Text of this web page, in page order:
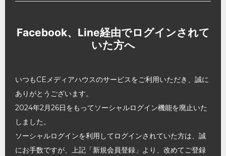
Facebook、Line経由でログインされて
いた方へ
いつもCEメディアハウスのサービスをご利用いただき、誠に
ありがとうございます。
2024年2月26日をもってソーシャルログイン機能を廃止いた
しました。
ソーシャルログインを利用してログインされていた方は、誠
にお手数ですが、上記「新規会員登録」より、改めてご登録